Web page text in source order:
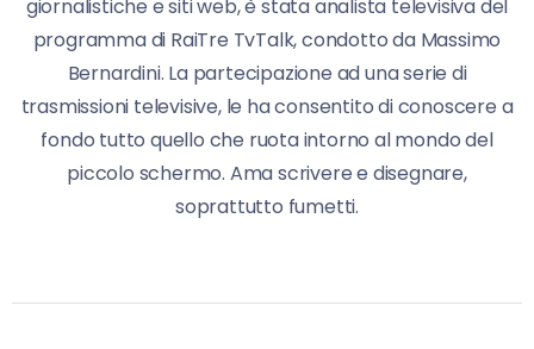
giornalistiche e siti web, è stata analista televisiva del
programma di RaiTre TvTalk, condotto da Massimo
Bernardini. La partecipazione ad una serie di
trasmissioni televisive, le ha consentito di conoscere a
fondo tutto quello che ruota intorno al mondo del
piccolo schermo. Ama scrivere e disegnare,
soprattutto fumetti.